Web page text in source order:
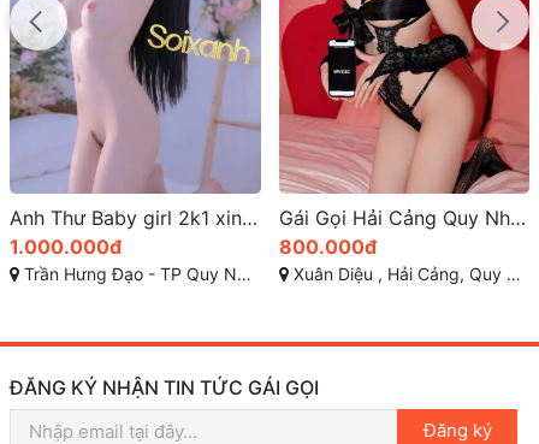
Gái Gọi Hải Cảng Quy Nhơn – Dịch Vụ Chất Lượng Cao Có TikTok, Zalo và Số Điện Thoại
800.000đ
Xuân Diệu , Hải Cảng, Quy Nhơn
Ngọc Anh một nàng thơ quy nhơn với khuôn mặt xinh xắn
800.000đ
Cần Vương-Phường Nguyễn Văn Cừ-TP Quy Nhơn
ĐĂNG KÝ NHẬN TIN TỨC GÁI GỌI
Đăng ký